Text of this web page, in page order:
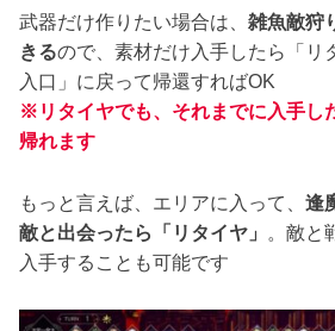
武器だけ作りたい場合は、 雑魚敵狩
きるので、素材だけ入手したら「リ
入口」に戻って帰還すればOK
※リタイヤでも、それまでに入手し
帰れます
もっと言えば、エリアに入って、 逢
敵と出会ったら「リタイヤ」
。敵と
入手することも可能です